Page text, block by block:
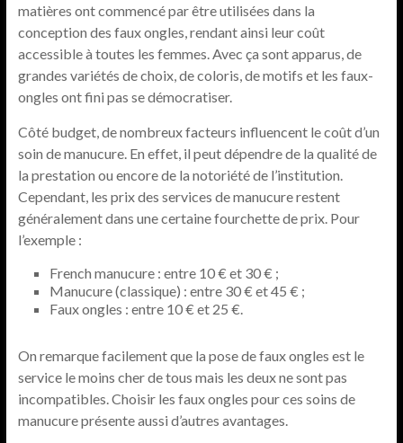
matières ont commencé par être utilisées dans la
conception des faux ongles, rendant ainsi leur coût
accessible à toutes les femmes. Avec ça sont apparus, de
grandes variétés de choix, de coloris, de motifs et les faux-
ongles ont fini pas se démocratiser.
Côté budget, de nombreux facteurs influencent le coût d’un
soin de manucure. En effet, il peut dépendre de la qualité de
la prestation ou encore de la notoriété de l’institution.
Cependant, les prix des services de manucure restent
généralement dans une certaine fourchette de prix. Pour
l’exemple :
French manucure : entre 10 € et 30 € ;
Manucure (classique) : entre 30 € et 45 € ;
Faux ongles : entre 10 € et 25 €.
On remarque facilement que la pose de faux ongles est le
service le moins cher de tous mais les deux ne sont pas
incompatibles. Choisir les faux ongles pour ces soins de
manucure présente aussi d’autres avantages.